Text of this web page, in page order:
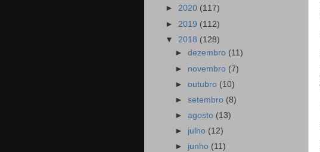
► 2020 (117)
► 2019 (112)
▼ 2018 (128)
►dezembro (11)
► novembro (7)
►outubro (10)
►setembro (8)
►agosto (13)
► julho (12)
► junho (11)